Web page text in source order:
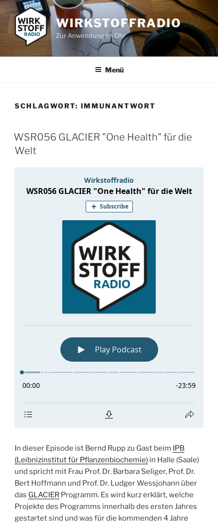
Zum
Inhalt
springen
WIRKSTOFFRADIO
Zur Anwendung im Ohr
Menü
SCHLAGWORT: IMMUNANTWORT
WSR056 GLACIER "One Health" für die
Welt
In dieser Episode ist Bernd Rupp zu Gast beim IPB
(Leibnizinstitut für Pflanzenbiochemie) in Halle (Saale)
und spricht mit Frau Prof. Dr. Barbara Seliger, Prof. Dr.
Bert Hoffmann und Prof. Dr. Ludger Wessjohann über
das GLACIER Programm. Es wird kurz erklärt, welche
Projekte des Programms innerhalb des ersten Jahres
gestartet sind und was für die kommenden 4 Jahre